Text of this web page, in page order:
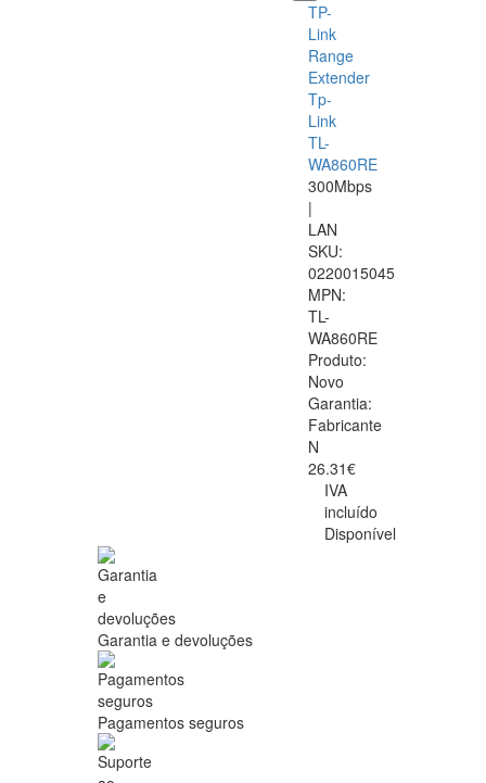
TP-
Link
Range
Extender
Tp-
Link
TL-
WA860RE
300Mbps
|
LAN
SKU:
0220015045
MPN:
TL-
WA860RE
Produto:
Novo
Garantia:
Fabricante
N
26.31€
IVA
incluído
Disponível
Garantia e devoluções
Pagamentos seguros